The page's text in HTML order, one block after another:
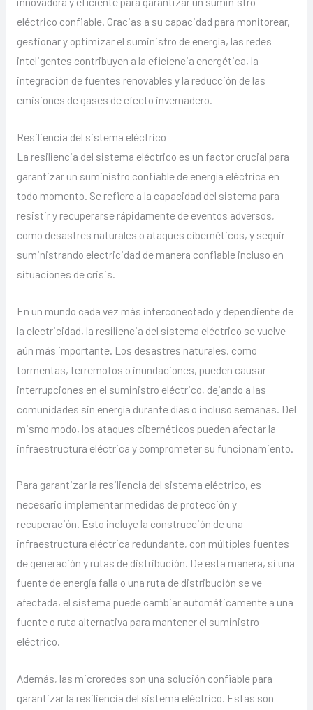
eléctrico confiable. Gracias a su capacidad para monitorear,
gestionar y optimizar el suministro de energía, las redes
inteligentes contribuyen a la eficiencia energética, la
integración de fuentes renovables y la reducción de las
emisiones de gases de efecto invernadero.
Resiliencia del sistema eléctrico
La resiliencia del sistema eléctrico es un factor crucial para
garantizar un suministro confiable de energía eléctrica en
todo momento. Se refiere a la capacidad del sistema para
resistir y recuperarse rápidamente de eventos adversos,
como desastres naturales o ataques cibernéticos, y seguir
suministrando electricidad de manera confiable incluso en
situaciones de crisis.
En un mundo cada vez más interconectado y dependiente de
la electricidad, la resiliencia del sistema eléctrico se vuelve
aún más importante. Los desastres naturales, como
tormentas, terremotos o inundaciones, pueden causar
interrupciones en el suministro eléctrico, dejando a las
comunidades sin energía durante días o incluso semanas. Del
mismo modo, los ataques cibernéticos pueden afectar la
infraestructura eléctrica y comprometer su funcionamiento.
Para garantizar la resiliencia del sistema eléctrico, es
necesario implementar medidas de protección y
recuperación. Esto incluye la construcción de una
infraestructura eléctrica redundante, con múltiples fuentes
de generación y rutas de distribución. De esta manera, si una
fuente de energía falla o una ruta de distribución se ve
afectada, el sistema puede cambiar automáticamente a una
fuente o ruta alternativa para mantener el suministro
eléctrico.
Además, las microredes son una solución confiable para
garantizar la resiliencia del sistema eléctrico. Estas son